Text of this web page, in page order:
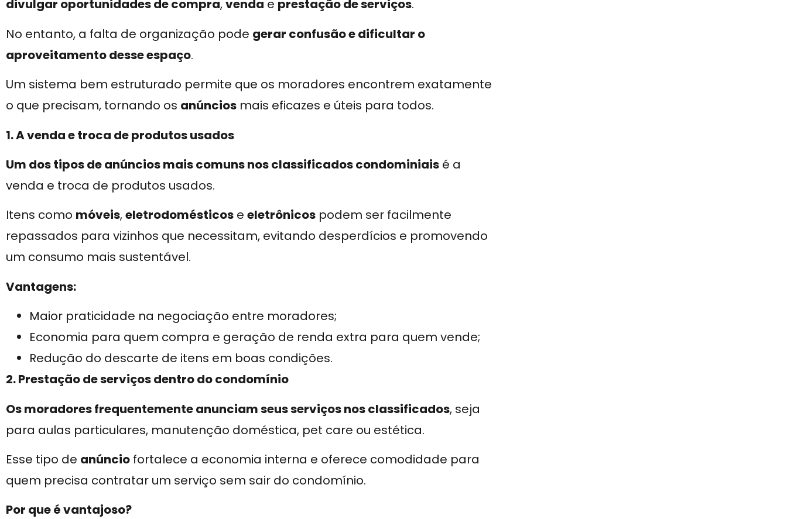
divulgar oportunidades de compra,venda e prestação de serviços.
No entanto, a falta de organização pode gerar confusão e dificultar o
aproveitamento desse espaço.
Um sistema bem estruturado permite que os moradores encontrem exatamente
o que precisam, tornando os anúncios mais eficazes e úteis para todos.
1. A venda e troca de produtos usados
Um dos tipos de anúncios mais comuns nos classificados condominiais é a
venda e troca de produtos usados.
Itens como móveis,eletrodomésticos e eletrônicos podem ser facilmente
repassados para vizinhos que necessitam, evitando desperdícios e promovendo
um consumo mais sustentável.
Vantagens:
Maior praticidade na negociação entre moradores;
Economia para quem compra e geração de renda extra para quem vende;
Redução do descarte de itens em boas condições.
2. Prestação de serviços dentro do condomínio
Os moradores frequentemente anunciam seus serviços nos classificados, seja
para aulas particulares, manutenção doméstica, pet care ou estética.
Esse tipo de anúncio fortalece a economia interna e oferece comodidade para
quem precisa contratar um serviço sem sair do condomínio.
Por que é vantajoso?